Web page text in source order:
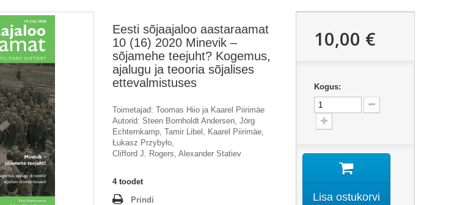
Eesti sõjaajaloo aastaraamat
10 (16) 2020 Minevik –
sõjamehe teejuht? Kogemus,
ajalugu ja teooria sõjalises
ettevalmistuses
Toimetajad: Toomas Hiio ja Kaarel Piirimäe
Autorid: Steen Bornholdt Andersen, Jörg
Echternkamp, Tamir Libel, Kaarel Piirimäe,
Łukasz Przybyło,
Clifford J. Rogers, Alexander Statiev
4 toodet
Prindi
10,00 €
Kogus:
Lisa ostukorvi